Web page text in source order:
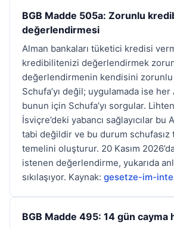
BGB Madde 505a: Zorunlu
değerlendirmesi
Alman bankaları tüketici kredisi
kredibilitenizi değerlendirmek
değerlendirmenin kendisini zorunlu
Schufa’yı değil; uygulamada ise her
bunun için Schufa’yı sorgular.
İsviçre’deki yabancı sağlayıcılar bu
tabi değildir ve bu durum
temelini oluşturur. 20 Kasım
istenen değerlendirme, yukarıda
sıkılaşıyor. Kaynak: gesetze-im-
BGB Madde 495: 14 gün cayma